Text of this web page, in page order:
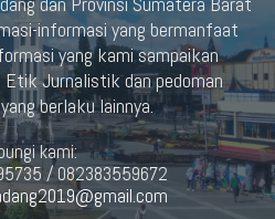
informasi yang bermanfaat
yang kami sampaikan
Jurnalistik dan pedoman
berlaku lainnya.
kami:
/ 082383559672